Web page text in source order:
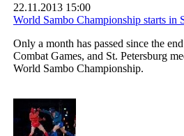
22.11.2013 15:00
World Sambo Championship starts in
Only a month has passed since the
Combat Games, and St. Petersburg
World Sambo Championship.